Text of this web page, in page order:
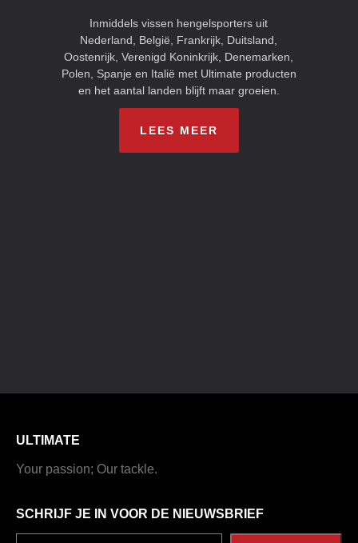
Inmiddels vissen hengelsporters uit
Nederland, België, Frankrijk, Duitsland,
Oostenrijk, Verenigd Koninkrijk, Denemarken,
Polen, Spanje en Italië met Ultimate producten
en het aantal landen blijft maar groeien.
LEES MEER
ULTIMATE
Your passion; Our tackle.
SCHRIJF JE IN VOOR DE NIEUWSBRIEF